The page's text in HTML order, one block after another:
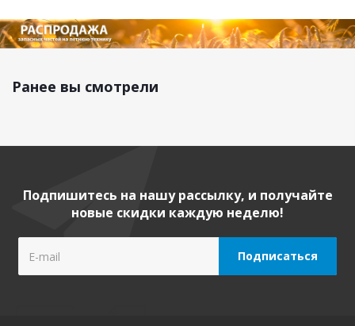
Ранее вы смотрели
Подпишитесь на нашу рассылку, и получайте
новые скидки каждую неделю!